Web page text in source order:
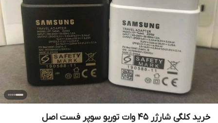
خرید کلگی شارژر 45 وات توربو سوپر فست اصل